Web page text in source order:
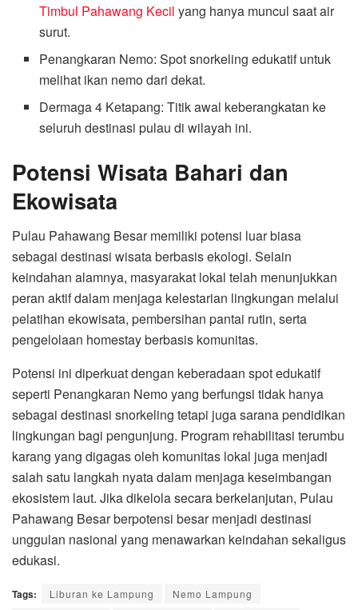
Timbul Pahawang Kecil yang hanya muncul saat air
surut.
Penangkaran Nemo: Spot snorkeling edukatif untuk
melihat ikan nemo dari dekat.
Dermaga 4 Ketapang: Titik awal keberangkatan ke
seluruh destinasi pulau di wilayah ini.
Potensi Wisata Bahari dan
Ekowisata
Pulau Pahawang Besar memiliki potensi luar biasa
sebagai destinasi wisata berbasis ekologi. Selain
keindahan alamnya, masyarakat lokal telah menunjukkan
peran aktif dalam menjaga kelestarian lingkungan melalui
pelatihan ekowisata, pembersihan pantai rutin, serta
pengelolaan homestay berbasis komunitas.
Potensi ini diperkuat dengan keberadaan spot edukatif
seperti Penangkaran Nemo yang berfungsi tidak hanya
sebagai destinasi snorkeling tetapi juga sarana pendidikan
lingkungan bagi pengunjung. Program rehabilitasi terumbu
karang yang digagas oleh komunitas lokal juga menjadi
salah satu langkah nyata dalam menjaga keseimbangan
ekosistem laut. Jika dikelola secara berkelanjutan, Pulau
Pahawang Besar berpotensi besar menjadi destinasi
unggulan nasional yang menawarkan keindahan sekaligus
edukasi.
Tags: Liburan ke Lampung
Nemo Lampung